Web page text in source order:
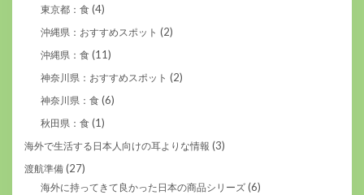
東京都：食 (4)
沖縄県：おすすめスポット (2)
沖縄県：食 (11)
神奈川県：おすすめスポット (2)
神奈川県：食 (6)
秋田県：食 (1)
海外で生活する日本人向けの耳よりな情報 (3)
渡航準備 (27)
海外に持ってきて良かった日本の商品シリーズ (6)